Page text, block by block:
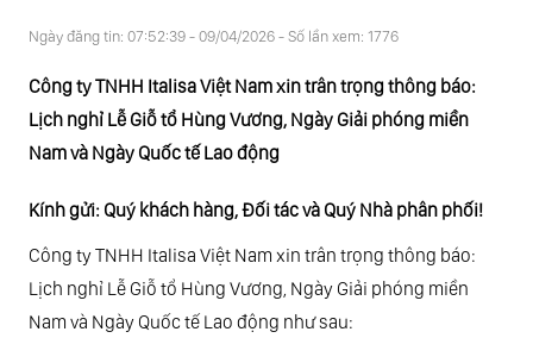
Ngày đăng tin: 07:52:39 - 09/04/2026 - Số lần xem: 1776
Công ty TNHH Italisa Việt Nam xin trân trọng thông báo:
Lịch nghỉ Lễ Giỗ tổ Hùng Vương, Ngày Giải phóng miền
Nam và Ngày Quốc tế Lao động
Kính gửi: Quý khách hàng, Đối tác và Quý Nhà phân phối!
Công ty TNHH Italisa Việt Nam xin trân trọng thông báo:
Lịch nghỉ Lễ Giỗ tổ Hùng Vương, Ngày Giải phóng miền
Nam và Ngày Quốc tế Lao động như sau: